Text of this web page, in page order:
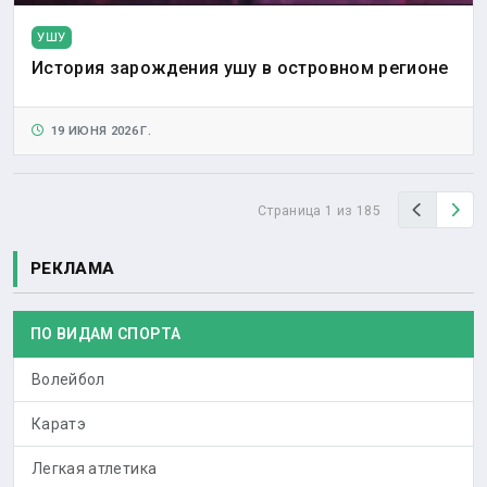
УШУ
История зарождения ушу в островном регионе
19 ИЮНЯ 2026 Г.
Страница 1 из 185 Назад
РЕКЛАМА
ПО ВИДАМ СПОРТА
Волейбол
Каратэ
Легкая атлетика